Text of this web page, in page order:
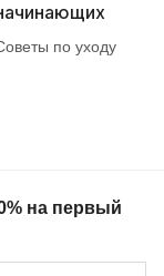
по уходу
на первый